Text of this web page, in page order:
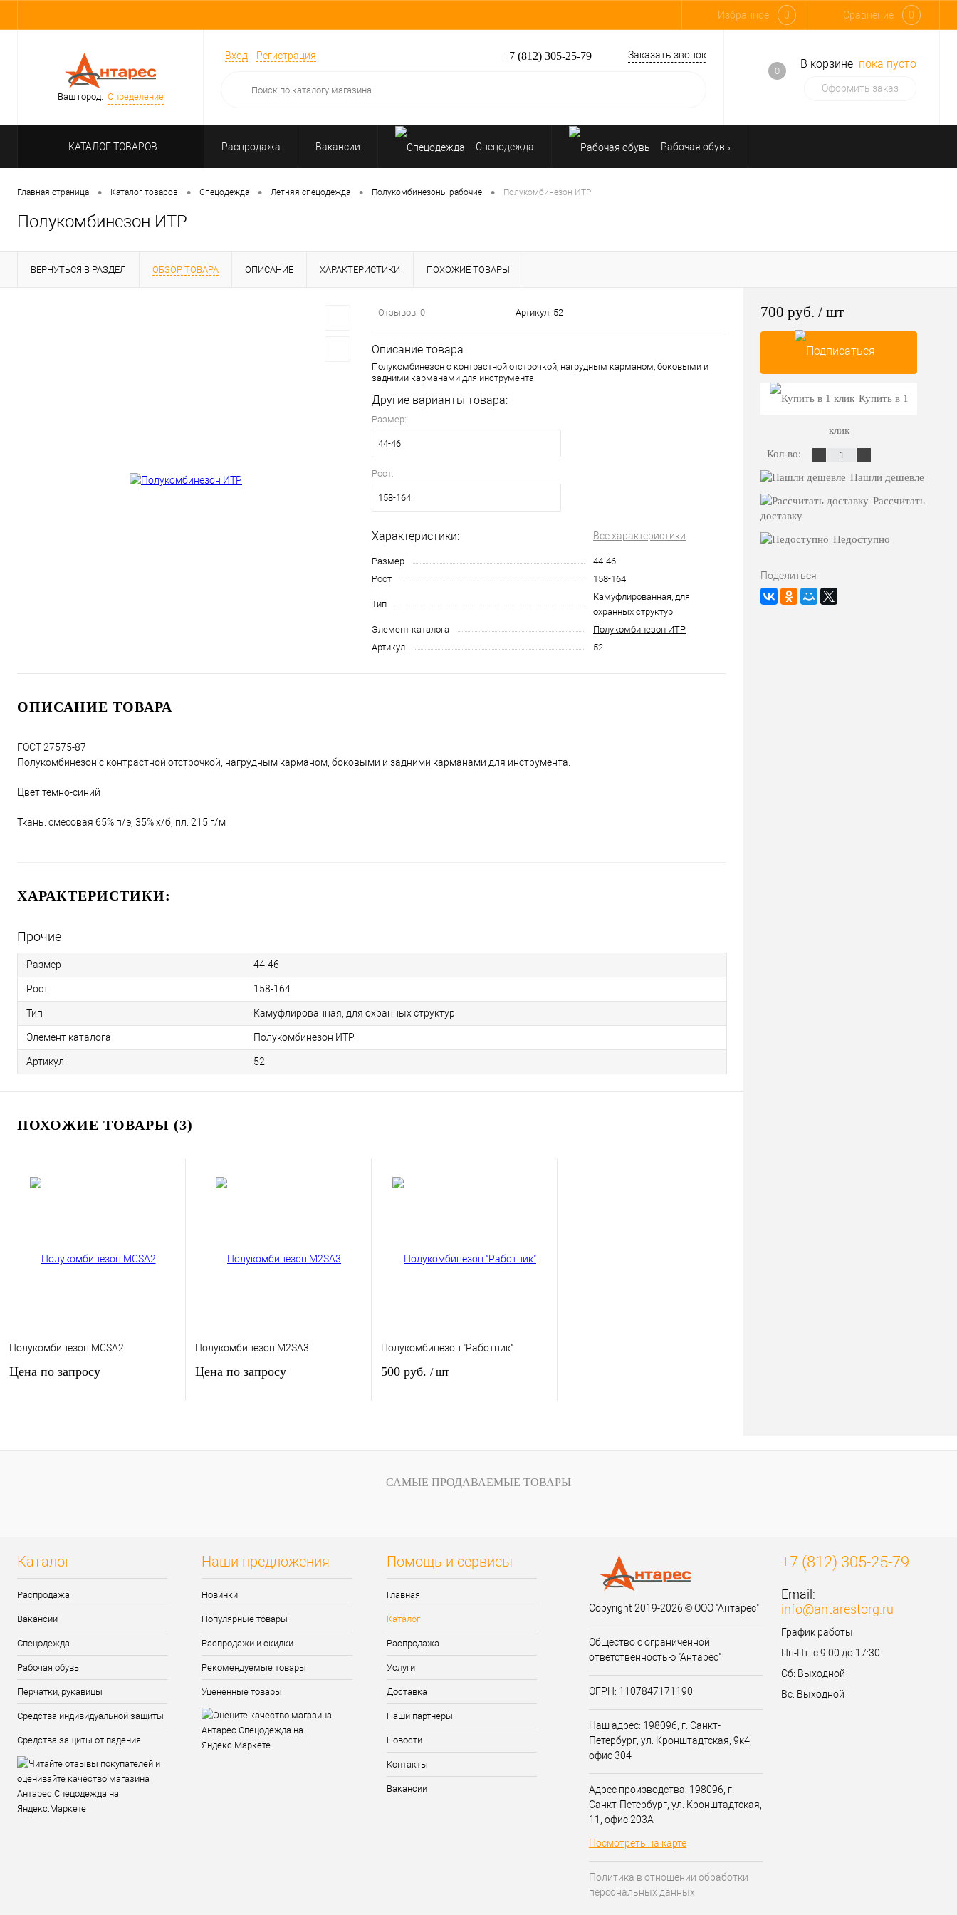
Избранное 0 Сравнение 0
Ваш город: Определение
Вход Регистрация +7 (812) 305-25-79 Заказать звонок
0
В корзине пока пусто
Оформить заказ
КАТАЛОГ ТОВАРОВ Распродажа Вакансии Спецодежда Рабочая обувь
Перчатки, рукавицы
Главная страница • Каталог товаров • Спецодежда • Летняя спецодежда • Полукомбинезоны рабочие • Полукомбинезон ИТР
Полукомбинезон ИТР
ВЕРНУТЬСЯ В РАЗДЕЛ ОБЗОР ТОВАРА ОПИСАНИЕ ХАРАКТЕРИСТИКИ ПОХОЖИЕ ТОВАРЫ
Отзывов: 0 Артикул: 52
Описание товара:
Полукомбинезон с контрастной отстрочкой, нагрудным карманом, боковыми и
задними карманами для инструмента.
Другие варианты товара:
Размер:
44-46
Рост:
158-164
Характеристики: Все характеристики
Размер
44-46
Рост
158-164
Тип
Камуфлированная, для
охранных структур
Элемент каталога
Полукомбинезон ИТР
Артикул
52
ОПИСАНИЕ ТОВАРА
ГОСТ 27575-87
Полукомбинезон с контрастной отстрочкой, нагрудным карманом, боковыми и задними карманами для инструмента.
Цвет:темно-синий
Ткань: смесовая 65% п/э, 35% х/б, пл. 215 г/м
ХАРАКТЕРИСТИКИ:
Прочие
Размер 44-46
Рост 158-164
Тип Камуфлированная, для охранных структур
Элемент каталога Полукомбинезон ИТР
Артикул 52
ПОХОЖИЕ ТОВАРЫ (3)
Полукомбинезон MCSA2
Цена по запросу
Полукомбинезон M2SA3
Цена по запросу
Полукомбинезон "Работник"
500 руб. / шт
В избранное Нет в наличии
Рост:
158-164
700 руб. / шт
ПодписатьсяКупить в 1
клик
Кол-во:
Нашли дешевле
Рассчитать
доставку
Недоступно
Поделиться
САМЫЕ ПРОДАВАЕМЫЕ ТОВАРЫ
Каталог
Распродажа
Вакансии
Спецодежда
Рабочая обувь
Перчатки, рукавицы
Средства индивидуальной защиты
Средства защиты от падения
Наши предложения
Новинки
Популярные товары
Распродажи и скидки
Рекомендуемые товары
Уцененные товары
Помощь и сервисы
Главная
Каталог
Распродажа
Услуги
Доставка
Наши партнёры
Новости
Контакты
Вакансии
Copyright 2019-2026 © ООО "Антарес"
Общество с ограниченной
ответственностью "Антарес"
ОГРН: 1107847171190
Наш адрес: 198096, г. Санкт-
Петербург, ул. Кронштадтская, 9к4,
офис 304
Адрес производства: 198096, г.
Санкт-Петербург, ул. Кронштадтская,
11, офис 203А
Посмотреть на карте
Политика в отношении обработки
персональных данных
+7 (812) 305-25-79
Email:
info@antarestorg.ru
График работы
Пн-Пт: с 9:00 до 17:30
Сб: Выходной
Вс: Выходной